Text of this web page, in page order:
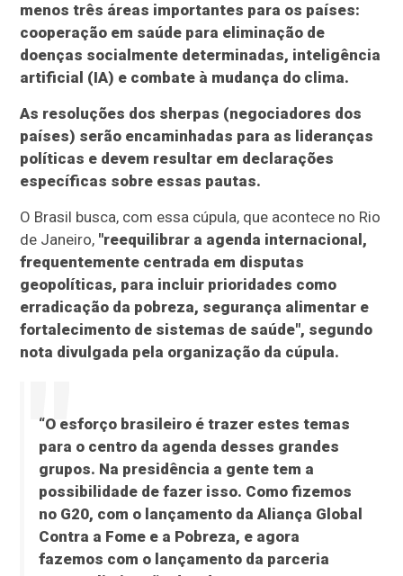
menos três áreas importantes para os países:
cooperação em saúde para eliminação de
doenças socialmente determinadas, inteligência
artificial (IA) e combate à mudança do clima.
As resoluções dos sherpas (negociadores dos
países) serão encaminhadas para as lideranças
políticas e devem resultar em declarações
específicas sobre essas pautas.
O Brasil busca, com essa cúpula, que acontece no Rio
de Janeiro, "reequilibrar a agenda internacional,
frequentemente centrada em disputas
geopolíticas, para incluir prioridades como
erradicação da pobreza, segurança alimentar e
fortalecimento de sistemas de saúde", segundo
nota divulgada pela organização da cúpula.
“O esforço brasileiro é trazer estes temas
para o centro da agenda desses grandes
grupos. Na presidência a gente tem a
possibilidade de fazer isso. Como fizemos
no G20, com o lançamento da Aliança Global
Contra a Fome e a Pobreza, e agora
fazemos com o lançamento da parceria